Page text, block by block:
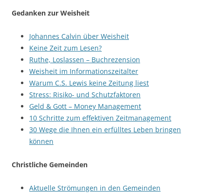
Gedanken zur Weisheit
Johannes Calvin über Weisheit
Keine Zeit zum Lesen?
Ruthe, Loslassen – Buchrezension
Weisheit im Informationszeitalter
Warum C.S. Lewis keine Zeitung liest
Stress: Risiko- und Schutzfaktoren
Geld & Gott – Money Management
10 Schritte zum effektiven Zeitmanagement
30 Wege die Ihnen ein erfülltes Leben bringen
können
Christliche Gemeinden
Aktuelle Strömungen in den Gemeinden